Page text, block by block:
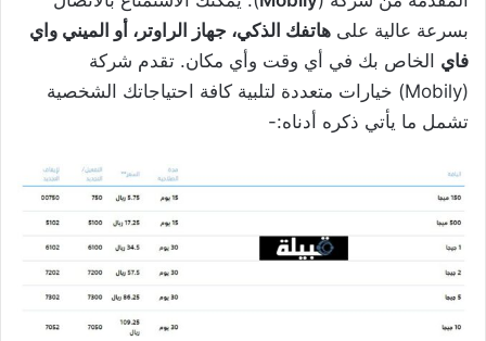
بسرعة عالية على هاتفك الذكي، جهاز الراوتر، أو الميني واي
فاي الخاص بك في أي وقت وأي مكان. تقدم شركة
(Mobily) خيارات متعددة لتلبية كافة احتياجاتك الشخصية
تشمل ما يأتي ذكره أدناه:-